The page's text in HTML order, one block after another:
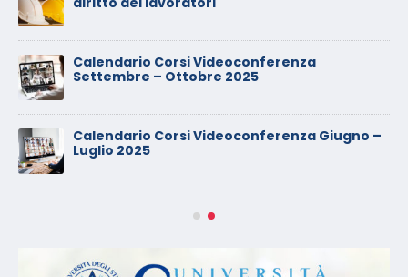
Calendario Corsi Videoconferenza
Settembre – Ottobre 2025
Calendario Corsi Videoconferenza Giugno –
Luglio 2025